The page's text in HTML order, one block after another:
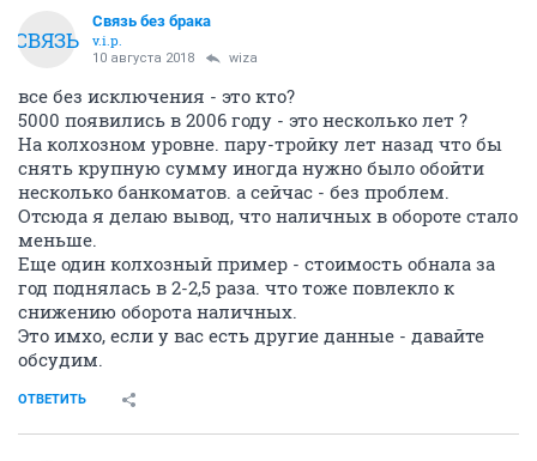
СВЯЗЬ
Связь без брака
v.i.p.
10 августа 2018 wiza
все без исключения - это кто?
5000 появились в 2006 году - это несколько лет ?
На колхозном уровне. пару-тройку лет назад что бы
снять крупную сумму иногда нужно было обойти
несколько банкоматов. а сейчас - без проблем.
Отсюда я делаю вывод, что наличных в обороте стало
меньше.
Еще один колхозный пример - стоимость обнала за
год поднялась в 2-2,5 раза. что тоже повлекло к
снижению оборота наличных.
Это имхо, если у вас есть другие данные - давайте
обсудим.
ОТВЕТИТЬ